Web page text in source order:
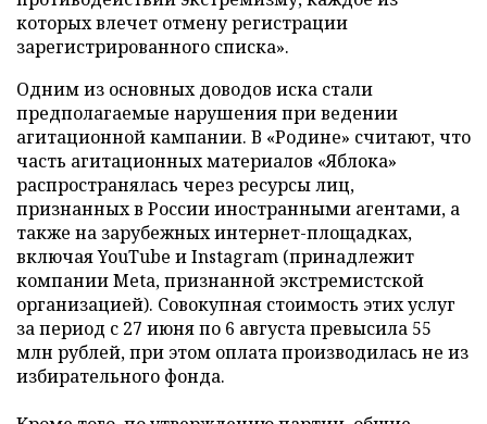
которых влечет отмену регистрации
зарегистрированного списка».
Одним из основных доводов иска стали
предполагаемые нарушения при ведении
агитационной кампании. В «Родине» считают, что
часть агитационных материалов «Яблока»
распространялась через ресурсы лиц,
признанных в России иностранными агентами, а
также на зарубежных интернет-площадках,
включая YouTube и Instagram (принадлежит
компании Meta, признанной экстремистской
организацией). Совокупная стоимость этих услуг
за период с 27 июня по 6 августа превысила 55
млн рублей, при этом оплата производилась не из
избирательного фонда.